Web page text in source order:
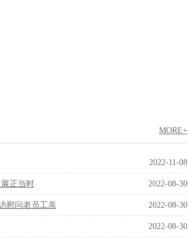
MORE+
2022-11-08
2022-08-30
正当时
2022-08-30
访慰问老员工亲
2022-08-30